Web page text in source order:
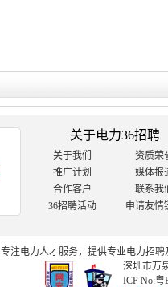
关于电力36招聘
关于我们
资质荣
推广计划
媒体报
合作客户
联系我
36招聘活动
申请友情
专注电力人才服务，提供专业电力招聘
深圳市万
ICP No:粤